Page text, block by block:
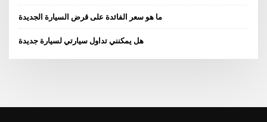
ما هو سعر الفائدة على قرض السيارة الجديدة
هل يمكنني تداول سيارتي لسيارة جديدة